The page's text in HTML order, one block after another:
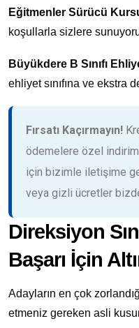
Eğitmenler Sürücü
koşullarla sizlere
Büyükdere B Sınıfı
ehliyet sınıfına ve ekstra
Fırsatı Kaçırmayın!
ödemelere özel
için bizimle iletişime
veya gizli ücretler
Direksiyon
Başarı İçin
Adayların en çok
etmeniz gereken asli